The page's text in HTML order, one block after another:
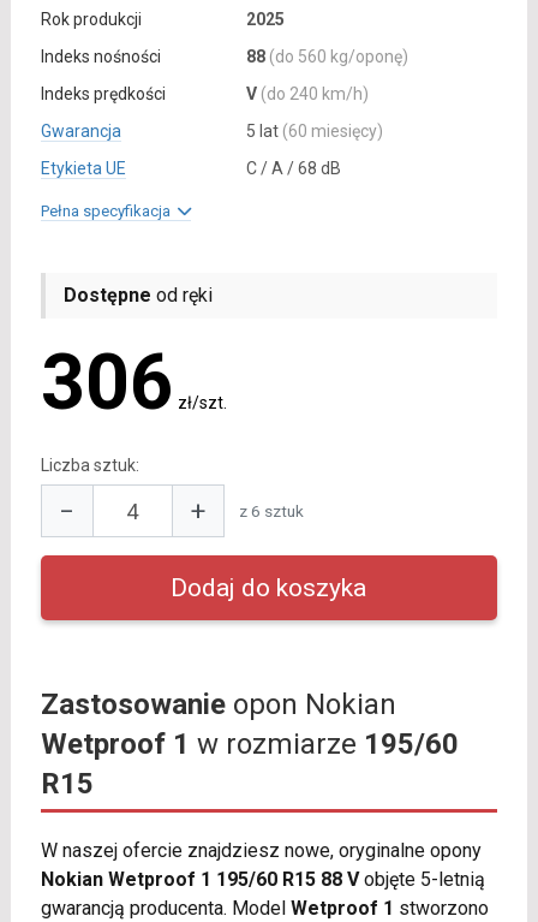
Rok produkcji
2025
Indeks nośności
88 (do 560 kg/oponę)
Indeks prędkości
V (do 240 km/h)
Gwarancja
5 lat (60 miesięcy)
Etykieta UE
C / A / 68 dB
Pełna specyfikacja
Dostępne od ręki
306 zł/szt.
Liczba sztuk:
− + z 6 sztuk
Zastosowanieopon Nokian
Wetproof 1 w rozmiarze 195/60
R15
W naszej ofercie znajdziesz nowe, oryginalne opony
Nokian Wetproof 1 195/60 R15 88 Vobjęte 5-letnią
gwarancją producenta. Model Wetproof 1 stworzono